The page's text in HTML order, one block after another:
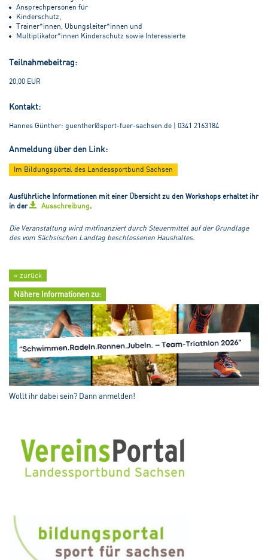
Ansprechpersonen für
Kinderschutz,
Trainer*innen, Übungsleiter*innen und
Multiplikator*innen Kinderschutz sowie Interessierte
Teilnahmebeitrag:
20,00 EUR
Kontakt:
Hannes Günther: guenther@sport-fuer-sachsen.de | 0341 2163184
Anmeldung über den Link:
Im Bildungsportal des Landessportbund Sachsen
Ausführliche Informationen mit einer Übersicht zu den Workshops erhaltet ihr
in der
Ausschreibung.
Die Veranstaltung wird mitfinanziert durch Steuermittel auf der Grundlage
des vom Sächsischen Landtag beschlossenen Haushaltes.
« zurück
Nähere Informationen zu:
Wollt ihr dabei sein? Dann anmelden!